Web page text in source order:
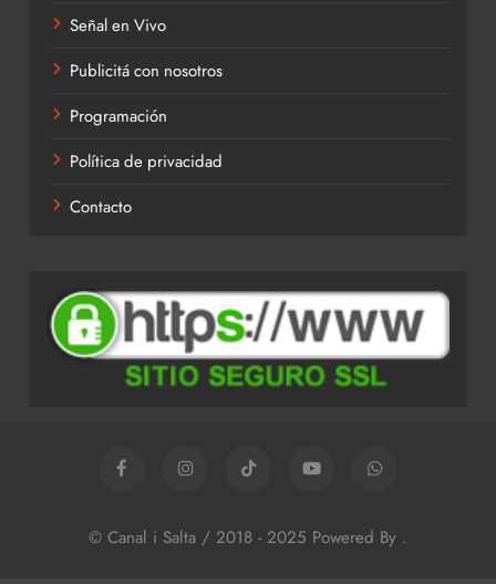
Señal en Vivo
Publicitá con nosotros
Programación
Política de privacidad
Contacto
© Canal i Salta / 2018 - 2025 Powered By .